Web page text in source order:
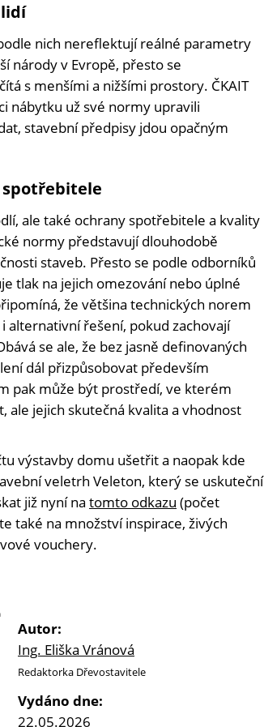
nich nereflektují reálné parametry
národy v Evropě, přesto se
s menšími a nižšími prostory. ČKAIT
nábytku už své normy upravili
stavební předpisy jdou opačným
ale také ochrany spotřebitele a kvality
normy představují dlouhodobě
staveb. Přesto se podle odborníků
tlak na jejich omezování nebo úplné
že většina technických norem
alternativní řešení, pokud zachovají
se ale, že bez jasně definovaných
dál přizpůsobovat především
pak může být prostředí, ve kterém
ale jejich skutečná kvalita a vhodnost
výstavby domu ušetřit a naopak kde
veletrh Veleton, který se uskuteční
již nyní na tomto odkazu (počet
také na množství inspirace, živých
vouchery.
Autor:
Ing. Eliška Vránová
Redaktorka Dřevostavitele
Vydáno dne:
22.05.2026